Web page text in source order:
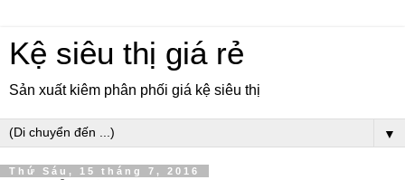
Kệ siêu thị giá rẻ
Sản xuất kiêm phân phối giá kệ siêu thị
▼
Thứ Sáu, 15 tháng 7, 2016